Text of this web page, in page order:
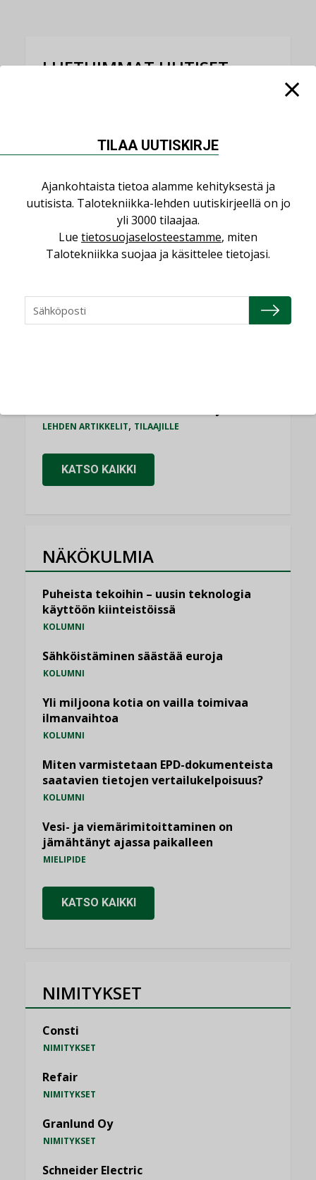
LUETUIMMAT UUTISET
LEHDEN ARTIKKELIT
”Asiakkaat hakevat kumppaneita, jotka
yhdistävät useita teknisiä osaamisalueita
saman katon alle”
AJANKOHTAISTA
erilliset teknologiat tuodaan yhteen”
AJANKOHTAISTA
LEHDEN ARTIKKELIT, TILAAJILLE
KATSO KAIKKI
NÄKÖKULMIA
Puheista tekoihin – uusin teknologia
käyttöön kiinteistöissä
KOLUMNI
Sähköistäminen säästää euroja
KOLUMNI
Yli miljoona kotia on vailla toimivaa
ilmanvaihtoa
KOLUMNI
Miten varmistetaan EPD-dokumenteista
saatavien tietojen vertailukelpoisuus?
KOLUMNI
Vesi- ja viemärimitoittaminen on
jämähtänyt ajassa paikalleen
MIELIPIDE
KATSO KAIKKI
NIMITYKSET
Consti
NIMITYKSET
Refair
NIMITYKSET
Granlund Oy
NIMITYKSET
Schneider Electric
TILAA UUTISKIRJE
Ajankohtaista tietoa alamme kehityksestä ja
uutisista. Talotekniikka-lehden uutiskirjeellä on jo
yli 3000 tilaajaa.
Lue tietosuojaselosteestamme, miten
Talotekniikka suojaa ja käsittelee tietojasi.